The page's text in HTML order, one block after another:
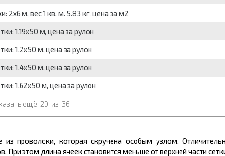
2x6 м, вес 1 кв. м. 5.83 кг, цена за м2
1.19x50 м, цена за рулон
1.2x50 м, цена за рулон
1.4x50 м, цена за рулон
1.62x50 м, цена за рулон
ещё 20 из 36
проволоки, которая скручена особым узлом.
этом длина ячеек становится меньше от верхней части